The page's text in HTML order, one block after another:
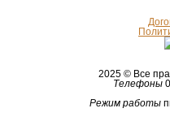
2025 © Все
Телефоны
Режим работы